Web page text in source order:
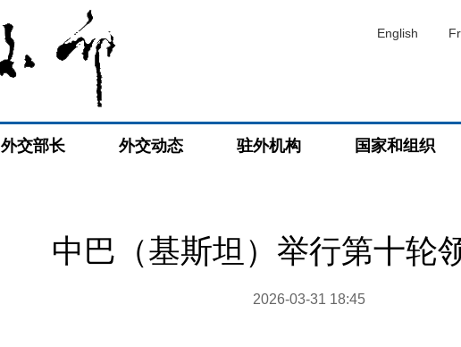
English
外交部长 外交动态 驻外机构 国家和组织
中巴（基斯坦）举行第十轮
2026-03-31 18:45